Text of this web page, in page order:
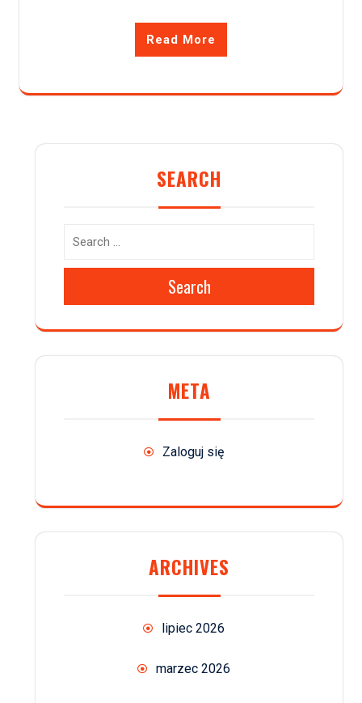
Read More
SEARCH
Search
META
Zaloguj się
ARCHIVES
lipiec 2026
marzec 2026